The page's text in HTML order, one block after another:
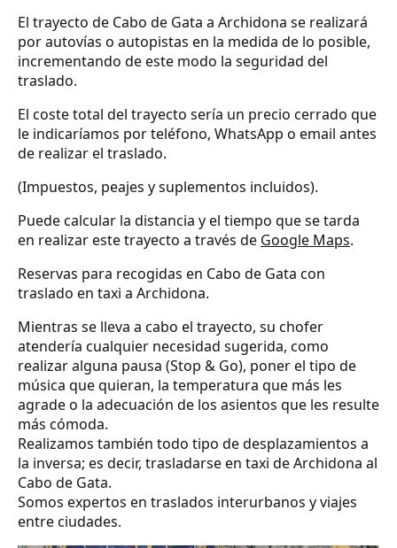
El trayecto de Cabo de Gata a Archidona se realizará
por autovías o autopistas en la medida de lo posible,
incrementando de este modo la seguridad del
traslado.
El coste total del trayecto sería un precio cerrado que
le indicaríamos por teléfono, WhatsApp o email antes
de realizar el traslado.
(Impuestos, peajes y suplementos incluidos).
Puede calcular la distancia y el tiempo que se tarda
en realizar este trayecto a través de Google Maps.
Reservas para recogidas en Cabo de Gata con
traslado en taxi a Archidona.
Mientras se lleva a cabo el trayecto, su chofer
atendería cualquier necesidad sugerida, como
realizar alguna pausa (Stop & Go), poner el tipo de
música que quieran, la temperatura que más les
agrade o la adecuación de los asientos que les resulte
más cómoda.
Realizamos también todo tipo de desplazamientos a
la inversa; es decir, trasladarse en taxi de Archidona al
Cabo de Gata.
Somos expertos en traslados interurbanos y viajes
entre ciudades.